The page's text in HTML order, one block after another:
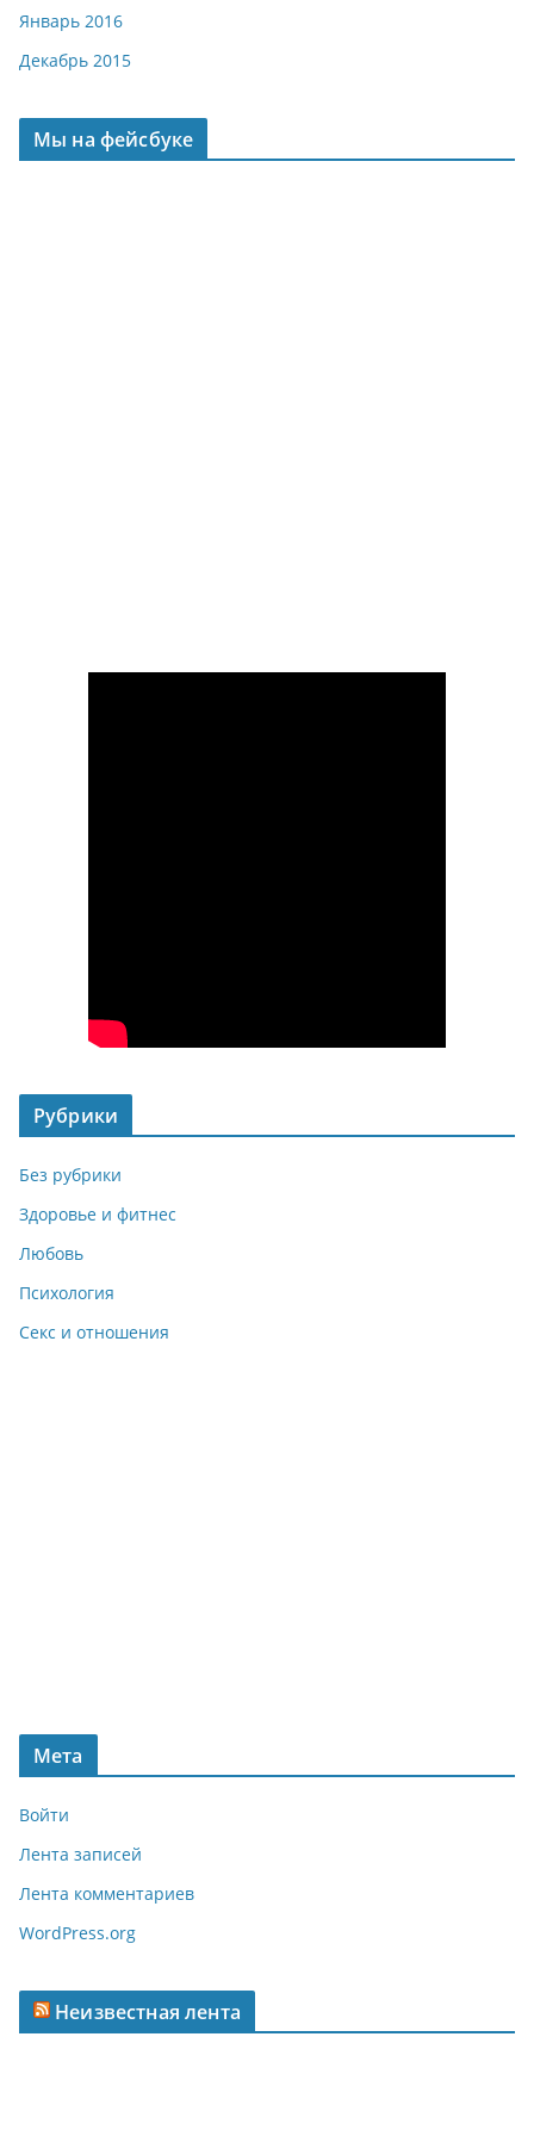
Январь 2016
Декабрь 2015
Мы на фейсбуке
Рубрики
Без рубрики
Здоровье и фитнес
Любовь
Психология
Секс и отношения
Мета
Войти
Лента записей
Лента комментариев
WordPress.org
Неизвестная лента